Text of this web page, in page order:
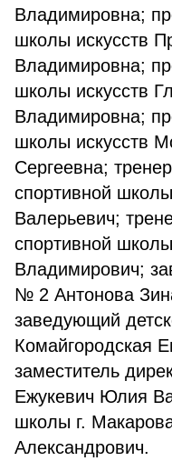
Владимировна;
школы искусств
Владимировна;
школы искусств
Владимировна;
школы искусств
Сергеевна;
спортивной
Валерьевич;
спортивной
Владимирович;
№ 2 Антонова
заведующий
Комайгородская
заместитель
Ежукевич Юлия
школы г.
Александрович.